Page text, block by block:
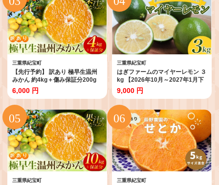
三重県紀宝町
【先行予約】 訳あり 極早生温州
みかん 約4kg＋傷み保証分200g
2S～3Lサイズおまかせ 【2026年
9月下旬から10月中旬までに順次
発送予定】 / 家庭用 ご家庭用 訳ア
リ わけあり ミカン 蜜柑 柑橘 果物
くだもの フルーツ 極早生 温州 夏
みかん【njb691A】
6,000 円
三重県紀宝町
はぎファームのマイヤーレモン ３
kg 【2026年10月～2027年1月下
旬の期間で順次発送】 / レモン 国
産 マイヤーレモン 数量限定
【hgf001A】
9,000 円
三重県紀宝町 三重県紀宝町